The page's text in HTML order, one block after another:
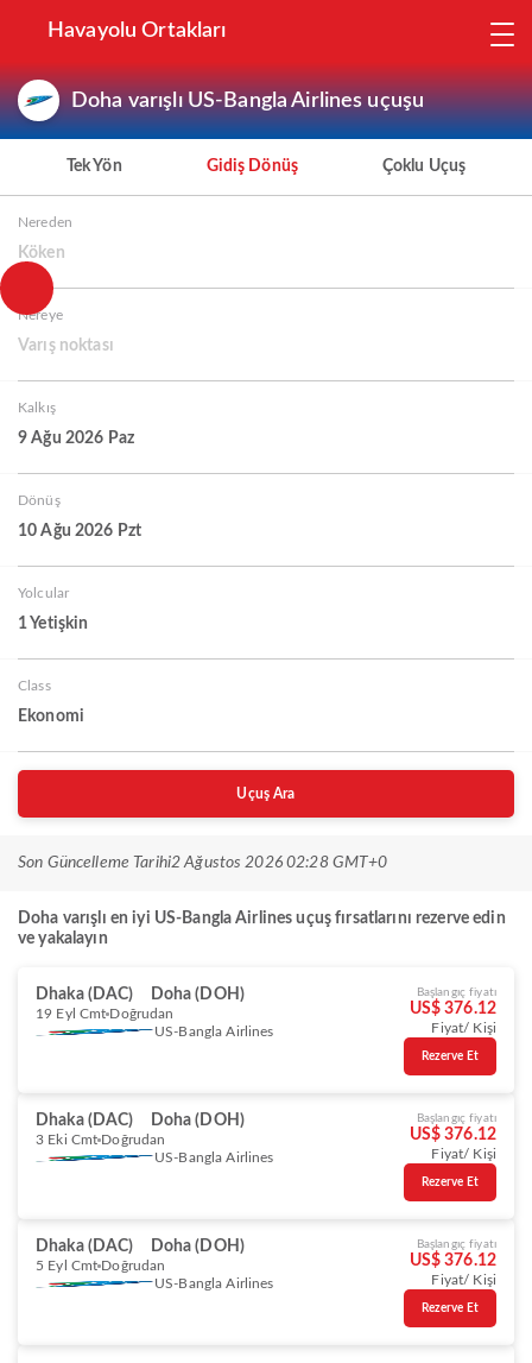
Havayolu Ortakları
Doha varışlı US-Bangla Airlines uçuşu
Tek Yön Gidiş Dönüş Çoklu Uçuş
Nereden
Köken
Nereye
Varış noktası
Kalkış
9 Ağu 2026 Paz
Dönüş
10 Ağu 2026 Pzt
Yolcular
1 Yetişkin
Class
Ekonomi
Uçuş Ara
Son Güncelleme Tarihi2 Ağustos 2026 02:28 GMT+0
Doha varışlı en iyi US-Bangla Airlines uçuş fırsatlarını rezerve edin
ve yakalayın
Dhaka (DAC) Doha (DOH)
19 Eyl Cmt Doğrudan
US-Bangla Airlines
Başlangıç fiyatı
US$ 376.12
Fiyat/ Kişi
Rezerve Et
Dhaka (DAC) Doha (DOH)
3 Eki Cmt Doğrudan
US-Bangla Airlines
Başlangıç fiyatı
US$ 376.12
Fiyat/ Kişi
Rezerve Et
Dhaka (DAC) Doha (DOH)
5 Eyl Cmt Doğrudan
US-Bangla Airlines
Başlangıç fiyatı
US$ 376.12
Fiyat/ Kişi
Rezerve Et